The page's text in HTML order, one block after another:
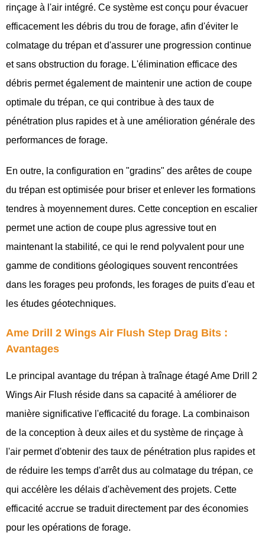
rinçage à l'air intégré. Ce système est conçu pour évacuer
efficacement les débris du trou de forage, afin d'éviter le
colmatage du trépan et d'assurer une progression continue
et sans obstruction du forage. L'élimination efficace des
débris permet également de maintenir une action de coupe
optimale du trépan, ce qui contribue à des taux de
pénétration plus rapides et à une amélioration générale des
performances de forage.
En outre, la configuration en "gradins" des arêtes de coupe
du trépan est optimisée pour briser et enlever les formations
tendres à moyennement dures. Cette conception en escalier
permet une action de coupe plus agressive tout en
maintenant la stabilité, ce qui le rend polyvalent pour une
gamme de conditions géologiques souvent rencontrées
dans les forages peu profonds, les forages de puits d'eau et
les études géotechniques.
Ame Drill 2 Wings Air Flush Step Drag Bits :
Avantages
Le principal avantage du trépan à traînage étagé Ame Drill 2
Wings Air Flush réside dans sa capacité à améliorer de
manière significative l'efficacité du forage. La combinaison
de la conception à deux ailes et du système de rinçage à
l'air permet d'obtenir des taux de pénétration plus rapides et
de réduire les temps d'arrêt dus au colmatage du trépan, ce
qui accélère les délais d'achèvement des projets. Cette
efficacité accrue se traduit directement par des économies
pour les opérations de forage.